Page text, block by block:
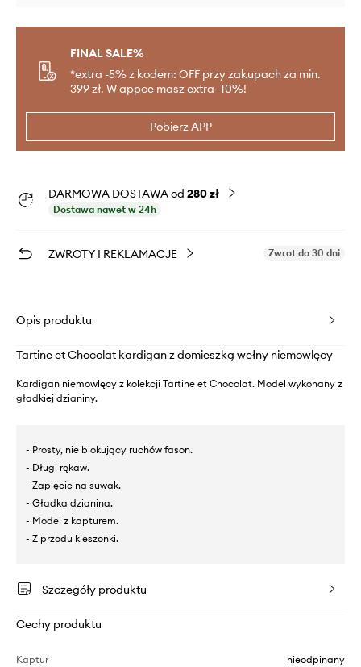
FINAL SALE%
*extra -5% z kodem: OFF przy zakupach za min.
399 zł. W appce masz extra -10%!
Pobierz APP
DARMOWA DOSTAWA od 280 zł
Dostawa nawet w 24h
ZWROTY I REKLAMACJE Zwrot do 30 dni
Opis produktu
Tartine et Chocolat kardigan z domieszką wełny niemowlęcy
Kardigan niemowlęcy z kolekcji Tartine et Chocolat. Model wykonany z
gładkiej dzianiny.
- Prosty, nie blokujący ruchów fason.
- Długi rękaw.
- Zapięcie na suwak.
- Gładka dzianina.
- Model z kapturem.
- Z przodu kieszonki.
Szczegóły produktu
Cechy produktu
Kaptur nieodpinany